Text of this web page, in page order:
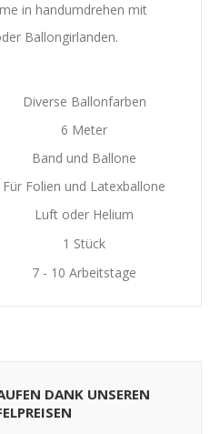
in handumdrehen mit
Ballongirlanden.
Diverse Ballonfarben
6 Meter
Band und Ballone
Für Folien und Latexballone
Luft oder Helium
1 Stück
7 - 10 Arbeitstage
DANK UNSEREN